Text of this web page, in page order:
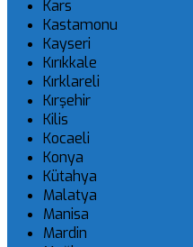
Kars
Kastamonu
Kayseri
Kırıkkale
Kırklareli
Kırşehir
Kilis
Kocaeli
Konya
Kütahya
Malatya
Manisa
Mardin